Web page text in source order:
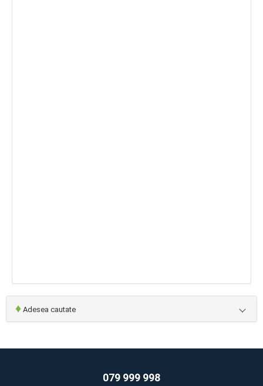
♦ Adesea cautate
079 999 998